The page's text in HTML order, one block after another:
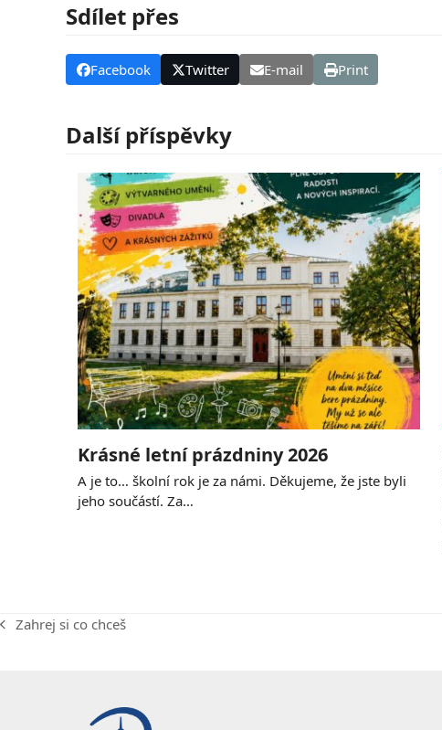
Sdílet přes
Facebook Twitter E-mail Print
Další příspěvky
Krásné letní prázdniny 2026
A je to… školní rok je za námi. Děkujeme, že jste byli
jeho součástí. Za…
previous
Zahrej si co chceš